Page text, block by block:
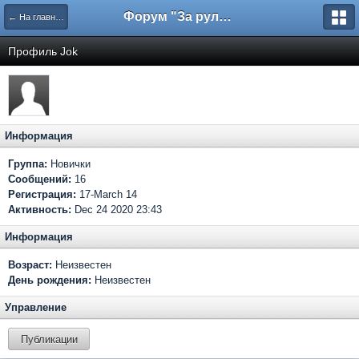
← На главную Форум "За рулем"
Профиль Jok
Информация
Группа: Новички
Сообщений: 16
Регистрация: 17-March 14
Активность: Dec 24 2020 23:43
Информация
Возраст: Неизвестен
День рождения: Неизвестен
Управление
Публикации